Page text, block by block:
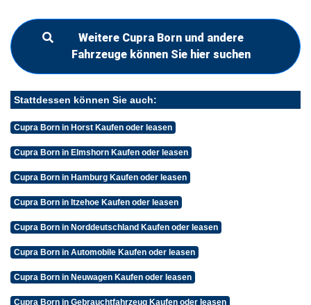
Weitere Cupra Born und andere
Fahrzeuge können Sie hier suchen
Stattdessen können Sie auch:
Cupra Born in Horst Kaufen oder leasen
Cupra Born in Elmshorn Kaufen oder leasen
Cupra Born in Hamburg Kaufen oder leasen
Cupra Born in Itzehoe Kaufen oder leasen
Cupra Born in Norddeutschland Kaufen oder leasen
Cupra Born in Automobile Kaufen oder leasen
Cupra Born in Neuwagen Kaufen oder leasen
Cupra Born in Gebrauchtfahrzeug Kaufen oder leasen